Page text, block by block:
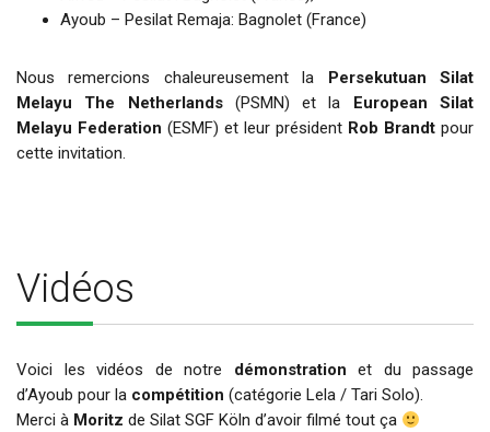
Ayoub – Pesilat Remaja: Bagnolet (France)
Nous remercions chaleureusement la Persekutuan Silat
Melayu The Netherlands(PSMN) et la European Silat
Melayu Federation (ESMF) et leur président Rob Brandt pour
cette invitation.
Vidéos
Voici les vidéos de notre démonstration et du passage
d’Ayoub pour la compétition (catégorie Lela / Tari Solo).
Merci à Moritz de Silat SGF Köln d’avoir filmé tout ça